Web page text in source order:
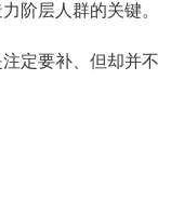
阶层人群的关键。
定要补、但却并不